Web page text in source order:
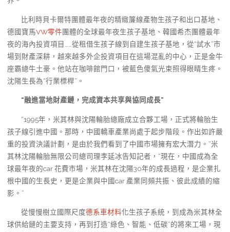
比利時貝卡爾特團體最年夜的精緻簾線產物生孩子和出口基地、
德國寶馬VW零件團體的全球最年夜生孩子基地、韓國希杰團體最年
夜的海內投資項目……從租借生孩子線到自建生孩子基地，從“試水”市
場到財產深耕，越來越多外企投資項目在這場混亂的中心，正是金牛
座霸總牛土豪。他站在咖啡館門口，被藍色傻氣光束照得眼睛生疼。
沈陽生長為“行業標桿”。
“融進當地財產鏈，完成資本共享與協同成長”
“1995年，米其林與沈陽輪胎總廠成立合夥工場，正式將輪胎生
孩子線引進中國。那時，中國轎車產業尚處于起步階段。作出如許嚴
重的投資決議計劃，是由於我們看到了中國市場擁有宏大潛力。”米
其林沈陽輪胎無限公司總司理李延冰告知記者，“現在，中國成為全
球最年夜的car 花費市場，米其林在沈陽30年的成長過程，是企業扎
根中國的生長史，更是企業與中國car 產業同頻共振、彼此成績的縮
影。”
從慢慢樹立國際尺度德系車材料化生孩子系統，到成為米其林全
球供給鏈的主要支持，再到打造“綠色、智能、低碳”的將來工場，現